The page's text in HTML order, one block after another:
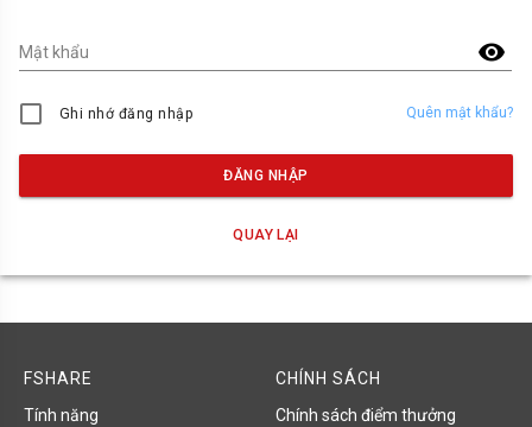
visibility
Mật khẩu
Ghi nhớ đăng nhập Quên mật khẩu?
ĐĂNG NHẬP
QUAY LẠI
FSHARE
Tính năng
CHÍNH SÁCH
Chính sách điểm thưởng